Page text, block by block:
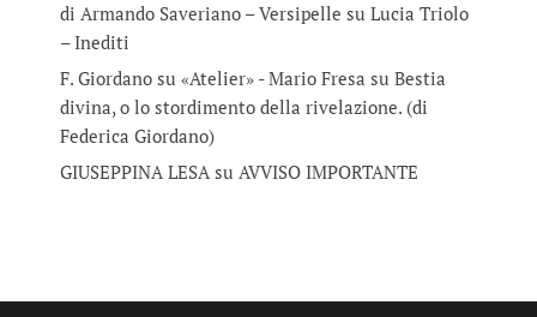
di Armando Saveriano – Versipelle su Lucia Triolo
– Inediti
F. Giordano su «Atelier» - Mario Fresa su Bestia
divina, o lo stordimento della rivelazione. (di
Federica Giordano)
GIUSEPPINA LESAsu AVVISO IMPORTANTE